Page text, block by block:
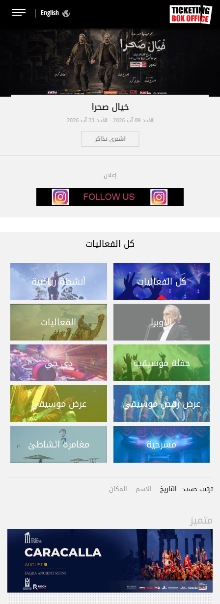
English
خيال صحرا
الأحد 09 آب 2026 - الأحد 23 آب 2026
اشتري تذاكر
إعلان
كل الفعاليات
كل الفعاليات أنشطة رياضية
الأوبرا الفعاليات
حفلة موسيقية دي جي
عرض رقص موسيقي عرض موسيقي
مسرحية مغامرة الشاطئ
ترتيب حسب: التاريخ الاسم المكان
متميز